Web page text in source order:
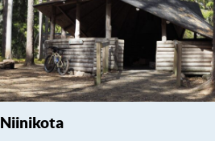
Niinikota